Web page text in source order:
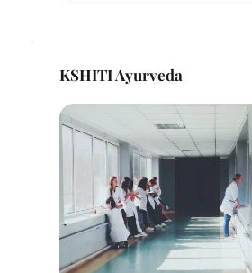
KSHITI Ayurveda